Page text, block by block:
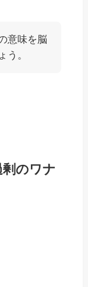
意味を脳
う。
のワナ